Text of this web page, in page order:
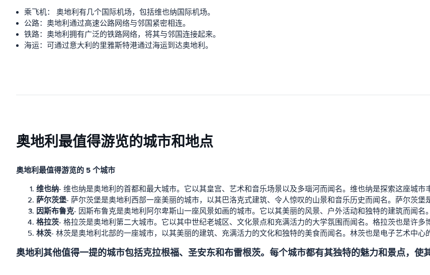
乘飞机： 奥地利有几个国际机场，包括维也纳国际机场。
公路：奥地利通过高速公路网络与邻国紧密相连。
铁路：奥地利拥有广泛的铁路网络，将其与邻国连接起来。
海运：可通过意大利的里雅斯特港通过海运到达奥地利。
奥地利最值得游览的城市和地点
奥地利最值得游览的 5 个城市
维也纳- 维也纳是奥地利的首都和最大城市。它以其皇宫、艺术和音乐场景以及多瑙河而闻名。维也纳是探索这座城市
萨尔茨堡- 萨尔茨堡是奥地利西部一座美丽的城市，以其巴洛克式建筑、令人惊叹的山景和音乐历史而闻名。萨尔茨堡
因斯布鲁克- 因斯布鲁克是奥地利阿尔卑斯山一座风景如画的城市。它以其美丽的风景、户外活动和独特的建筑而闻名
格拉茨- 格拉茨是奥地利第二大城市。它以其中世纪老城区、文化景点和充满活力的大学氛围而闻名。格拉茨也是许多
林茨- 林茨是奥地利北部的一座城市，以其美丽的建筑、充满活力的文化和独特的美食而闻名。林茨也是电子艺术中心
奥地利其他值得一提的城市包括克拉根福、圣安东和布雷根茨。每个城市都有其独特的魅力和景点，使